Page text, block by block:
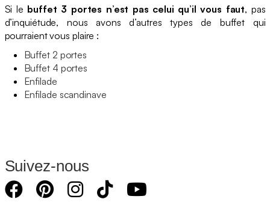
Si le buffet 3 portes n’est pas celui qu’il vous faut, pas
d’inquiétude, nous avons d’autres types de buffet qui
pourraient vous plaire :
Buffet 2 portes
Buffet 4 portes
Enfilade
Enfilade scandinave
Suivez-nous